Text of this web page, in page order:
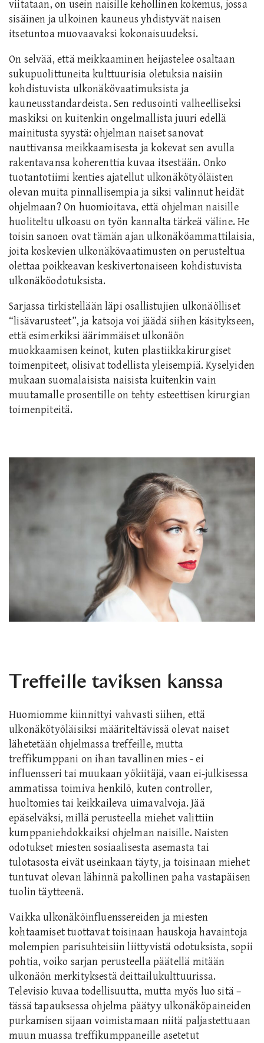
viitataan, on usein naisille kehollinen kokemus, jossa
sisäinen ja ulkoinen kauneus yhdistyvät naisen
itsetuntoa muovaavaksi kokonaisuudeksi.
On selvää, että meikkaaminen heijastelee osaltaan
sukupuolittuneita kulttuurisia oletuksia naisiin
kohdistuvista ulkonäkövaatimuksista ja
kauneusstandardeista. Sen redusointi valheelliseksi
maskiksi on kuitenkin ongelmallista juuri edellä
mainitusta syystä: ohjelman naiset sanovat
nauttivansa meikkaamisesta ja kokevat sen avulla
rakentavansa koherenttia kuvaa itsestään. Onko
tuotantotiimi kenties ajatellut ulkonäkötyöläisten
olevan muita pinnallisempia ja siksi valinnut heidät
ohjelmaan? On huomioitava, että ohjelman naisille
huoliteltu ulkoasu on työn kannalta tärkeä väline. He
toisin sanoen ovat tämän ajan ulkonäköammattilaisia,
joita koskevien ulkonäkövaatimusten on perusteltua
olettaa poikkeavan keskivertonaiseen kohdistuvista
ulkonäköodotuksista.
Sarjassa tirkistellään läpi osallistujien ulkonäölliset
“lisävarusteet”, ja katsoja voi jäädä siihen käsitykseen,
että esimerkiksi äärimmäiset ulkonäön
muokkaamisen keinot, kuten plastiikkakirurgiset
toimenpiteet, olisivat todellista yleisempiä. Kyselyiden
mukaan suomalaisista naisista kuitenkin vain
muutamalle prosentille on tehty esteettisen kirurgian
toimenpiteitä.
Treffeille taviksen kanssa
Huomiomme kiinnittyi vahvasti siihen, että
ulkonäkötyöläisiksi määriteltävissä olevat naiset
lähetetään ohjelmassa treffeille, mutta
treffikumppani on ihan tavallinen mies - ei
influensseri tai muukaan yökiitäjä, vaan ei-julkisessa
ammatissa toimiva henkilö, kuten controller,
huoltomies tai keikkaileva uimavalvoja. Jää
epäselväksi, millä perusteella miehet valittiin
kumppaniehdokkaiksi ohjelman naisille. Naisten
odotukset miesten sosiaalisesta asemasta tai
tulotasosta eivät useinkaan täyty, ja toisinaan miehet
tuntuvat olevan lähinnä pakollinen paha vastapäisen
tuolin täytteenä.
Vaikka ulkonäköinfluenssereiden ja miesten
kohtaamiset tuottavat toisinaan hauskoja havaintoja
molempien parisuhteisiin liittyvistä odotuksista, sopii
pohtia, voiko sarjan perusteella päätellä mitään
ulkonäön merkityksestä deittailukulttuurissa.
Televisio kuvaa todellisuutta, mutta myös luo sitä –
tässä tapauksessa ohjelma päätyy ulkonäköpaineiden
purkamisen sijaan voimistamaan niitä paljastettuaan
muun muassa treffikumppaneille asetetut